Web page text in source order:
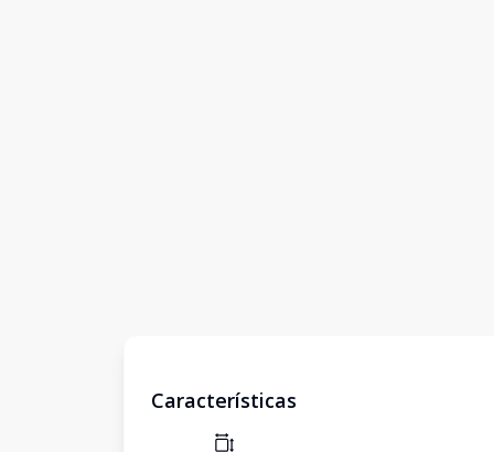
Características